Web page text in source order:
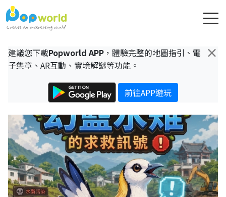
×
建議您下載Popworld APP ，體驗完整的地圖指引、電
子集章、AR互動、實境解謎等功能。
前往APP遊玩